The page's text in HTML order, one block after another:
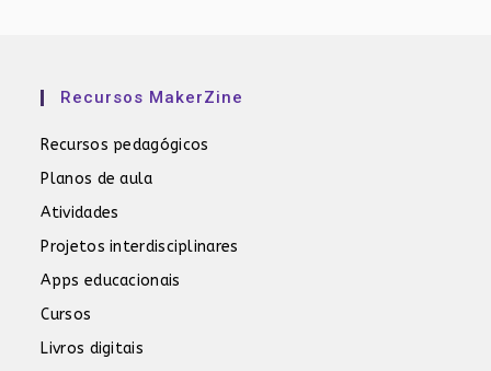
Recursos MakerZine
Recursos pedagógicos
Planos de aula
Atividades
Projetos interdisciplinares
Apps educacionais
Cursos
Livros digitais